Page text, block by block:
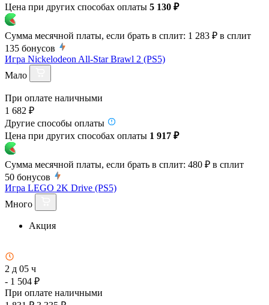
Цена при других способах оплаты 5 130 ₽
Сумма месячной платы, если брать в сплит: 1 283 ₽ в сплит
135 бонусов
Игра Nickelodeon All-Star Brawl 2 (PS5)
Мало
При оплате наличными
1 682 ₽
Другие способы оплаты
Цена при других способах оплаты 1 917 ₽
Сумма месячной платы, если брать в сплит: 480 ₽ в сплит
50 бонусов
Игра LEGO 2K Drive (PS5)
Много
Акция
2 д 05 ч
- 1 504 ₽
При оплате наличными